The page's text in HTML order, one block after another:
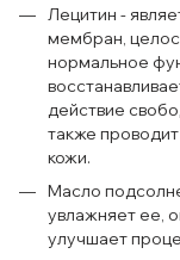
Лецитин -
мембран,
нормальное
действие
также
кожи.
Масло
увлажняет ее,
улучшает